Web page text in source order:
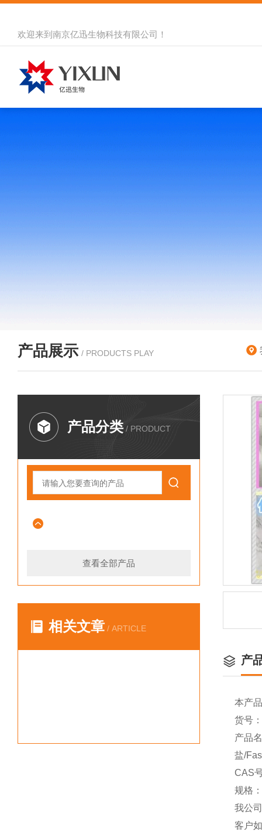
欢迎来到 南京亿迅生物科技有限公司 ！
产品展示 / PRODUCTS PLAY
产品分类 / PRODUCT
查看全部产品
相关文章 / ARTICLE
产
本产
货号
产品
盐/
CAS
规格
我公
客户